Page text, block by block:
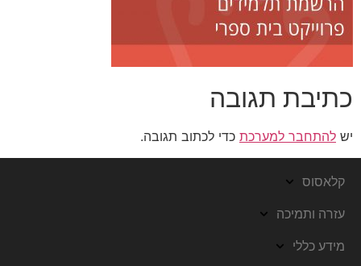
כתיבת תגובה
יש להתחבר למערכת כדי לכתוב תגובה.
קלאסוס
עזרה ותמיכה
מידע כללי